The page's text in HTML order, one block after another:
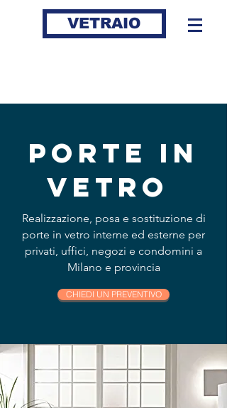
VETRAIO
PORTE IN
VETRO
Realizzazione, posa e sostituzione di
porte in vetro interne ed esterne per
privati, uffici, negozi e condomini a
Milano e provincia
CHIEDI UN PREVENTIVO